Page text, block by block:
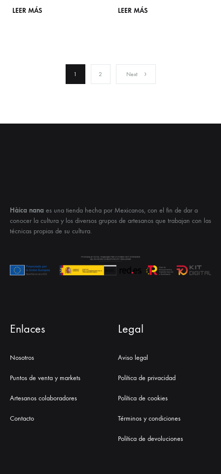
LEER MÁS
LEER MÁS
1 2 Next
Hàica nana es una tienda hecha por Mexicanos, con el fin de dar a
conocer la cultura y los diversos grupos de artesanos que trabajan con las
técnicas propias de su cultura.
Enlaces
Nosotros
Puntos de venta y markets
Artesanos colaboradores
Contacto
Legal
Aviso legal
Política de privacidad
Política de cookies
Términos y condiciones
Política de devoluciones